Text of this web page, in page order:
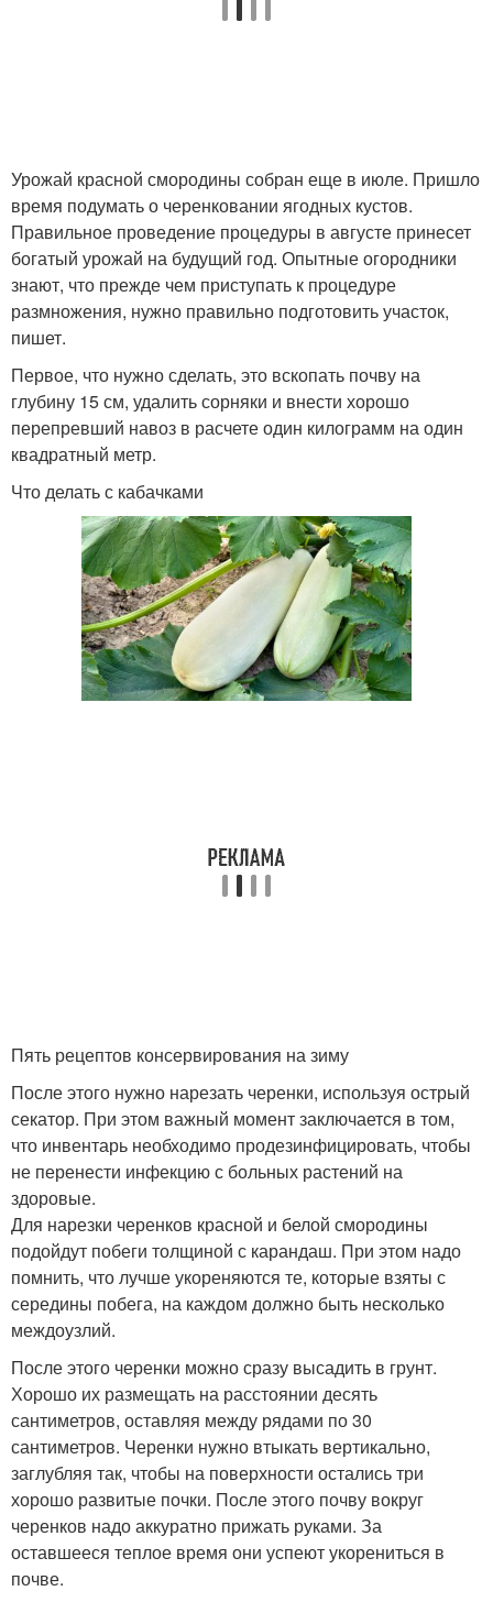
Урожай красной смородины собран еще в июле. Пришло
время подумать о черенковании ягодных кустов.
Правильное проведение процедуры в августе принесет
богатый урожай на будущий год. Опытные огородники
знают, что прежде чем приступать к процедуре
размножения, нужно правильно подготовить участок,
пишет.
Первое, что нужно сделать, это вскопать почву на
глубину 15 см, удалить сорняки и внести хорошо
перепревший навоз в расчете один килограмм на один
квадратный метр.
Что делать с кабачками
Пять рецептов консервирования на зиму
После этого нужно нарезать черенки, используя острый
секатор. При этом важный момент заключается в том,
что инвентарь необходимо продезинфицировать, чтобы
не перенести инфекцию с больных растений на
здоровые.
Для нарезки черенков красной и белой смородины
подойдут побеги толщиной с карандаш. При этом надо
помнить, что лучше укореняются те, которые взяты с
середины побега, на каждом должно быть несколько
междоузлий.
После этого черенки можно сразу высадить в грунт.
Хорошо их размещать на расстоянии десять
сантиметров, оставляя между рядами по 30
сантиметров. Черенки нужно втыкать вертикально,
заглубляя так, чтобы на поверхности остались три
хорошо развитые почки. После этого почву вокруг
черенков надо аккуратно прижать руками. За
оставшееся теплое время они ­успеют укорениться в
почве.